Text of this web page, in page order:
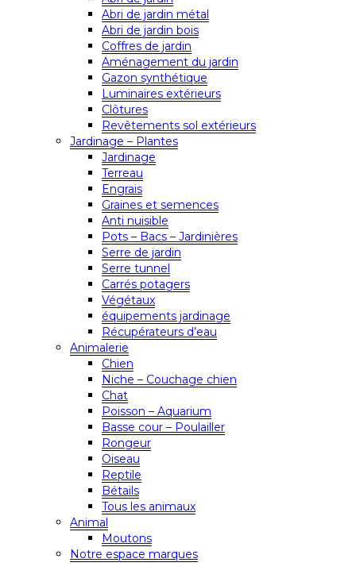
Abri de jardin métal
Abri de jardin bois
Coffres de jardin
Aménagement du jardin
Gazon synthétique
Luminaires extérieurs
Clôtures
Revêtements sol extérieurs
Jardinage – Plantes
Jardinage
Terreau
Engrais
Graines et semences
Anti nuisible
Pots – Bacs – Jardinières
Serre de jardin
Serre tunnel
Carrés potagers
Végétaux
équipements jardinage
Récupérateurs d’eau
Animalerie
Chien
Niche – Couchage chien
Chat
Poisson – Aquarium
Basse cour – Poulailler
Rongeur
Oiseau
Reptile
Bétails
Tous les animaux
Animal
Moutons
Notre espace marques